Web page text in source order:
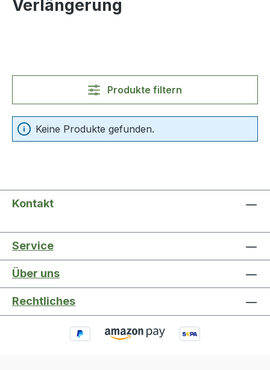
Verlängerung
Produkte filtern
Keine Produkte gefunden.
Kontakt
Service
Über uns
Rechtliches